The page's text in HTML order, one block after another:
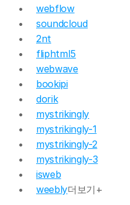
webflow
soundcloud
2nt
fliphtml5
webwave
bookipi
dorik
mystrikingly
mystrikingly-1
mystrikingly-2
mystrikingly-3
isweb
weebly더보기+